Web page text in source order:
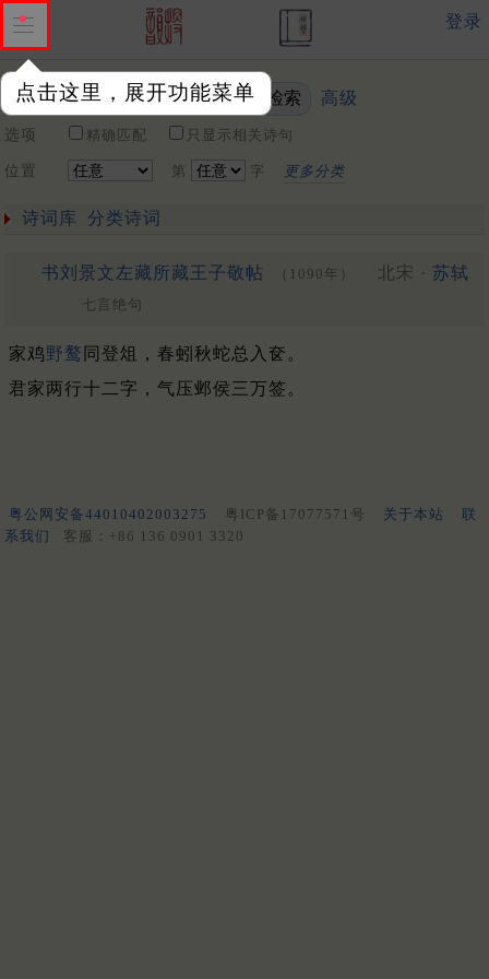
点击这里，展开功能菜单
登录
关键词 高级
选项 精确匹配 只显示相关诗句
位置 第 字 更多分类
诗词库 分类诗词
书刘景文左藏所藏王子敬帖 （1090年） 北宋 · 苏轼
七言绝句
家鸡野鹜 同登俎，春蚓秋蛇总入奁。
君家两行十二字，气压邺侯三万签。
粤公网安备44010402003275 粤ICP备17077571号 关于本站
联
系我们
客服：+86 136 0901 3320